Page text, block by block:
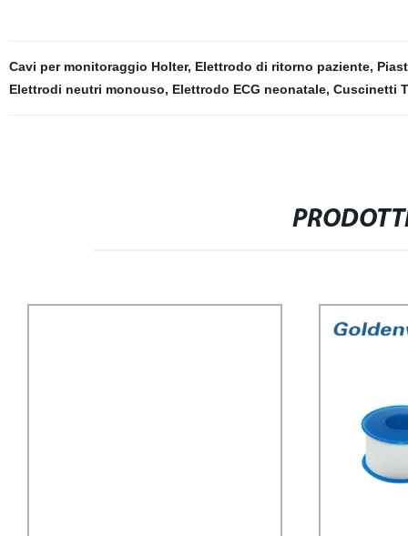
Cavi per monitoraggio Holter, Elettrodo di ritorno paziente,
Elettrodi neutri monouso, Elettrodo ECG neonatale, Cuscinetti